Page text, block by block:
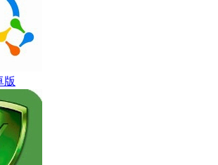
版